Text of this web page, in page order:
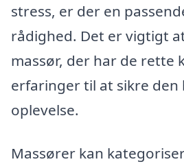
stress, er der en
rådighed. Det er vigtigt
massør, der har de rette
erfaringer til at sikre den
oplevelse.
Massører kan